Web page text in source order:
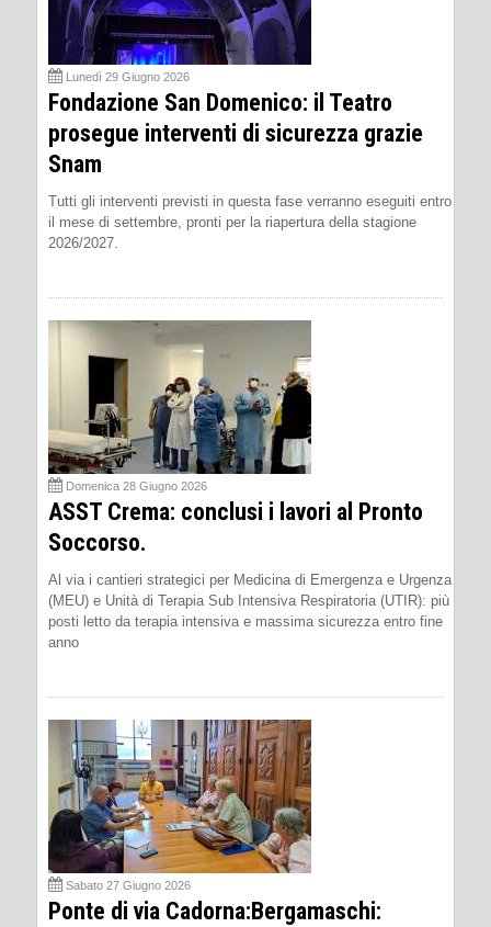
Lunedì 29 Giugno 2026
Fondazione San Domenico: il Teatro
prosegue interventi di sicurezza grazie
Snam
Tutti gli interventi previsti in questa fase verranno eseguiti entro
il mese di settembre, pronti per la riapertura della stagione
2026/2027.
Domenica 28 Giugno 2026
ASST Crema: conclusi i lavori al Pronto
Soccorso.
Al via i cantieri strategici per Medicina di Emergenza e Urgenza
(MEU) e Unità di Terapia Sub Intensiva Respiratoria (UTIR): più
posti letto da terapia intensiva e massima sicurezza entro fine
anno
Sabato 27 Giugno 2026
Ponte di via Cadorna:Bergamaschi: